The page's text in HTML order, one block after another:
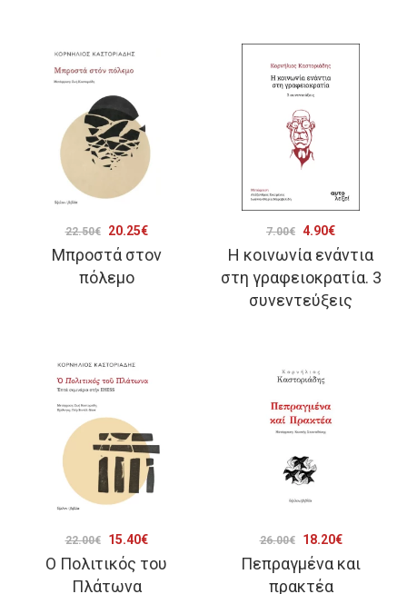
Μπροστά στον
πόλεμο
22.50€
Original
price
was:
20.25€Η
τρέχουσα
Η κοινωνία ενάντια
στη γραφειοκρατία. 3
συνεντεύξεις
7.00€ Original
price
was:
7.00€.
4.90€Η
τρέχουσα
τιμή
είναι:
Ο Πολιτικός του
Πλάτωνα
22.00€
Original
price
was:
15.40€Η
τρέχουσα
Πεπραγμένα και
πρακτέα
26.00€
Original
price
was:
18.20€Η
τρέχουσα